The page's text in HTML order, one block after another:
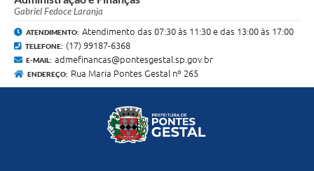
Gabriel Fedoce Laranja
ATENDIMENTO: Atendimento das 07:30 às 11:30 e das 13:00 às 17:00
TELEFONE: (17) 99187-6368
E-MAIL: admefinancas@pontesgestal.sp.gov.br
ENDEREÇO: Rua Maria Pontes Gestal nº 265